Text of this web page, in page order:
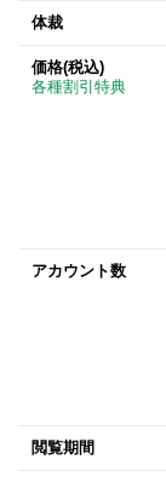
体裁
価格(税込)
各種割引特典
アカウント数
閲覧期間